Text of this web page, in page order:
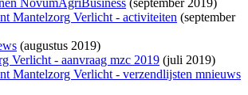
NovumAgriBusiness (september 2019)
Mantelzorg Verlicht - activiteiten (september
(augustus 2019)
Verlicht - aanvraag mzc 2019 (juli 2019)
Mantelzorg Verlicht - verzendlijsten mnieuws